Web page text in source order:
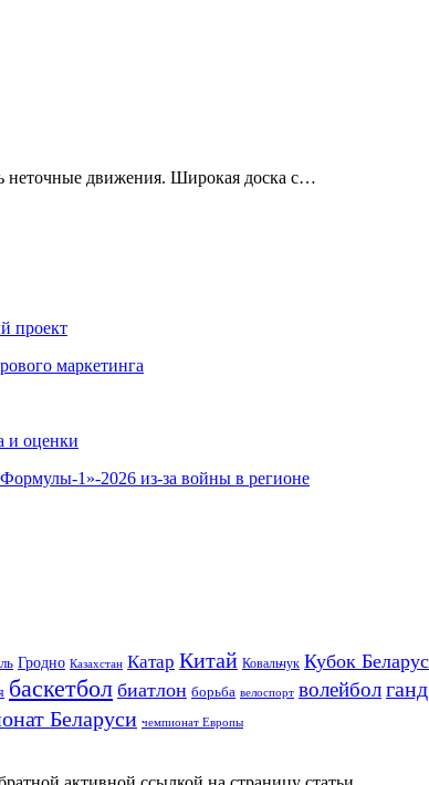
неточные движения. Широкая доска с…
проект
маркетинга
и оценки
1»-2026 из-за войны в регионе
Гродно Казахстан Катар Китай Ковальчук Кубок
баскетбол биатлон борьба велоспорт волейбол
Беларуси чемпионат Европы